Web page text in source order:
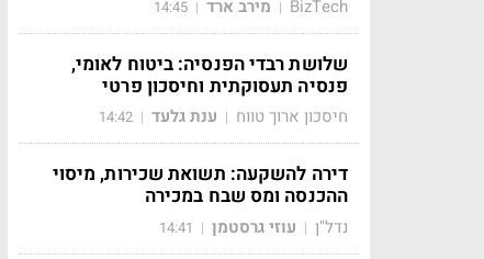
BizTech
| מירב ארד |
14:45
שלושת רבדי הפנסיה: ביטוח לאומי,
פנסיה תעסוקתית וחיסכון פרטי
חיסכון ארוך טווח | ענת גלעד |
14:42
דירה להשקעה: תשואת שכירות, מיסוי
ההכנסה ומס שבח במכירה
נדל"ן | עוזי גרסטמן |
14:41